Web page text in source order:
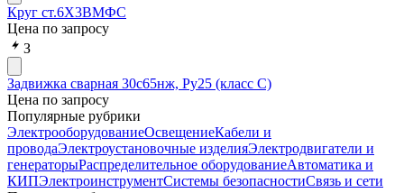
Круг ст.6Х3ВМФС
Цена по запросу
З
Задвижка сварная 30с65нж, Ру25 (класс С)
Цена по запросу
Популярные рубрики
ЭлектрооборудованиеОсвещениеКабели и
проводаЭлектроустановочные изделияЭлектродвигатели и
генераторыРаспределительное оборудованиеАвтоматика и
КИПЭлектроинструментСистемы безопасностиСвязь и сети